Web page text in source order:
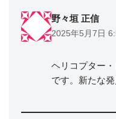
野々垣 正信
2025年5月7日
ヘリコプター
です。新たな発